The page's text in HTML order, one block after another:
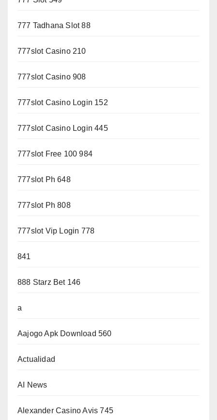
777 Tadhana Slot 88
777slot Casino 210
777slot Casino 908
777slot Casino Login 152
777slot Casino Login 445
777slot Free 100 984
777slot Ph 648
777slot Ph 808
777slot Vip Login 778
841
888 Starz Bet 146
a
Aajogo Apk Download 560
Actualidad
AI News
Alexander Casino Avis 745